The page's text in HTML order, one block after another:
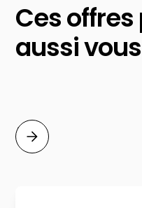
Ces
aussi